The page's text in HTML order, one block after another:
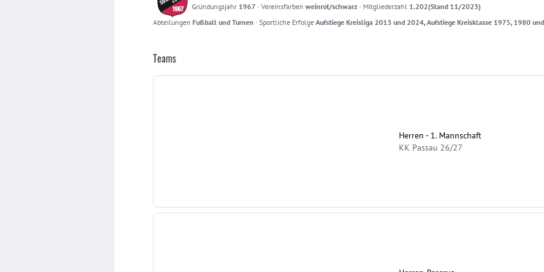
Gründungsjahr 1967 · Vereinsfarben weinrot/schwarz · Mitgliederzahl 1.202(Stand 11/2023)
Abteilungen Fußball und Turnen · Sportliche Erfolge Aufstiege Kreisliga 2013 und 2024, Aufstiege Kreisklasse 1975, 1980
Teams
Herren - 1. Mannschaft
KK Passau 26/27